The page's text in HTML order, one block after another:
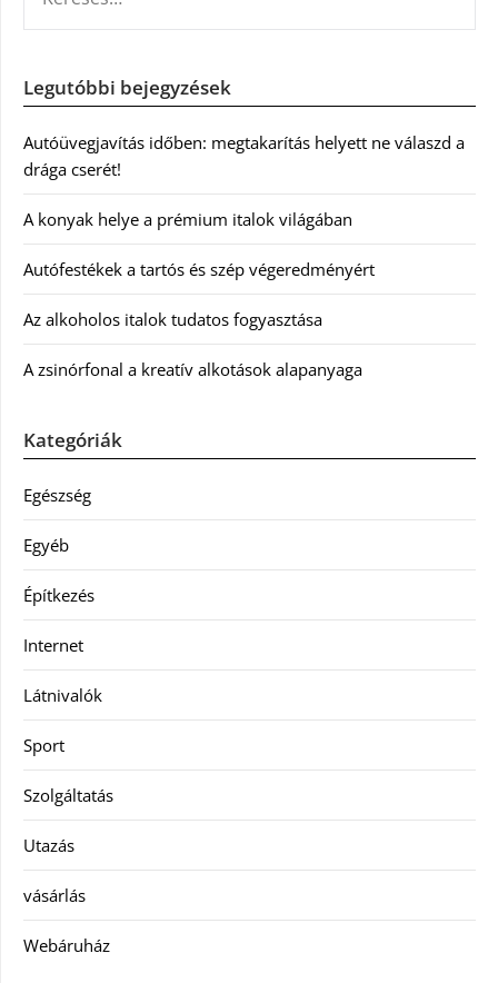
Legutóbbi bejegyzések
Autóüvegjavítás időben: megtakarítás helyett ne válaszd a
drága cserét!
A konyak helye a prémium italok világában
Autófestékek a tartós és szép végeredményért
Az alkoholos italok tudatos fogyasztása
A zsinórfonal a kreatív alkotások alapanyaga
Kategóriák
Egészség
Egyéb
Építkezés
Internet
Látnivalók
Sport
Szolgáltatás
Utazás
vásárlás
Webáruház